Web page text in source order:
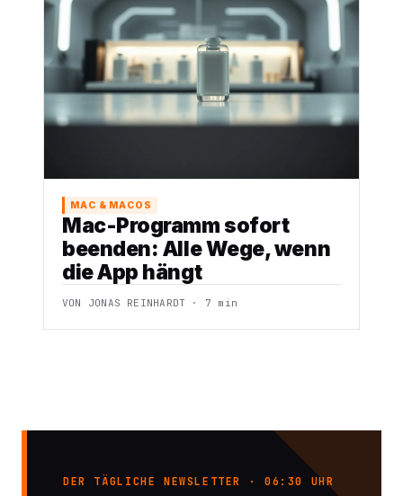
MAC & MACOS
Mac-Programm sofort
beenden: Alle Wege, wenn
die App hängt
VON JONAS REINHARDT · 7 min
DER TÄGLICHE NEWSLETTER · 06:30 UHR